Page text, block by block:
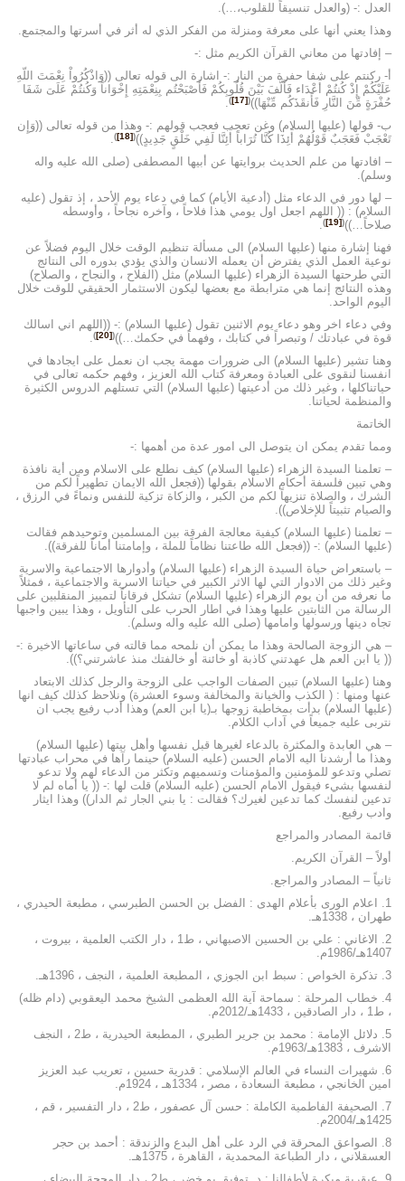
العدل :- (والعدل تنسيقاً للقلوب،…).
وهذا يعني أنها على معرفة ومنزلة من الفكر الذي له أثر في أسرتها والمجتمع.
– إفادتها من معاني القرآن الكريم مثل :-
أ- ركنتم على شفا حفرة من النار :- اشارة الى قوله تعالى ((وَاذْكُرُواْ نِعْمَتَ اللّهِ
عَلَيْكُمْ إِذْ كُنتُمْ أَعْدَاء فَأَلَّفَ بَيْنَ قُلُوبِكُمْ فَأَصْبَحْتُم بِنِعْمَتِهِ إِخْوَاناً وَكُنتُمْ عَلَىَ شَفَا
حُفْرَةٍ مِّنَ النَّارِ فَأَنقَذَكُم مِّنْهَا))(
[17]
)
.
ب- قولها (عليها السلام) وغن تعجب فعجب قولهم :- وهذا من قوله تعالى ((وَإِن
تَعْجَبْ فَعَجَبٌ قَوْلُهُمْ أَئِذَا كُنَّا تُرَاباً أَئِنَّا لَفِي خَلْقٍ جَدِيدٍ))(
[18]
)
.
– افادتها من علم الحديث بروايتها عن أبيها المصطفى (صلى الله عليه واله
وسلم).
– لها دور في الدعاء مثل (أدعية الأيام) كما في دعاء يوم الأحد ، إذ تقول (عليه
السلام) : (( اللهم اجعل اول يومي هذا فلاحاً ، وآخره نجاحاً ، وأوسطه
صلاحاً…))(
[19]
)
.
فهنا إشارة منها (عليها السلام) الى مسألة تنظيم الوقت خلال اليوم فضلاً عن
نوعية العمل الذي يفترض أن يعمله الانسان والذي يؤدي بدوره الى النتائج
التي طرحتها السيدة الزهراء (عليها السلام) مثل (الفلاح ، والنجاح ، والصلاح)
وهذه النتائج إنما هي مترابطة مع بعضها ليكون الاستثمار الحقيقي للوقت خلال
اليوم الواحد.
وفي دعاء اخر وهو دعاء يوم الاثنين تقول (عليها السلام) :- ((اللهم اني اسالك
قوة في عبادتك / وتبصراً في كتابك ، وفهماً في حكمك…))(
[20]
)
.
وهنا تشير (عليها السلام) الى ضرورات مهمة يجب ان نعمل على ايجادها في
انفسنا لنقوى على العبادة ومعرفة كتاب الله العزيز ، وفهم حكمه تعالى في
حياتناكلها ، وغير ذلك من أدعيتها (عليها السلام) التي تستلهم الدروس الكثيرة
والمنظمة لحياتنا.
الخاتمة
ومما تقدم يمكن ان يتوصل الى امور عدة من أهمها :-
– تعلمنا السيدة الزهراء (عليها السلام) كيف نطلع على الاسلام ومن أية نافذة
وهي تبين فلسفة أحكام الاسلام بقولها ((فجعل الله الايمان تطهيراً لكم من
الشرك ، والصلاة تنزيهاً لكم من الكبر ، والزكاة تزكية للنفس ونماءً في الرزق ،
والصيام تثبيتاً للإخلاص)).
– تعلمنا (عليها السلام) كيفية معالجة الفرقة بين المسلمين وتوحيدهم فقالت
(عليها السلام) :- ((فجعل الله طاعتنا نظاماً للملة ، وإمامتنا أماناً للفرقة)).
– باستعراض حياة السيدة الزهراء (عليها السلام) وأدوارها الاجتماعية والاسرية
وغير ذلك من الادوار التي لها الاثر الكبير في حياتنا الاسرية والاجتماعية ، فمثلاً
ما نعرفه من أن يوم الزهراء (عليها السلام) تشكل فرقاناً لتمييز المنقلبين على
الرسالة من الثابتين عليها وهذا في اطار الحرب على التأويل ، وهذا يبين واجبها
تجاه دينها ورسولها وامامها (صلى الله عليه واله وسلم).
– هي الزوجة الصالحة وهذا ما يمكن أن نلمحه مما قالته في ساعاتها الاخيرة :-
(( يا ابن العم هل عهدتني كاذبة أو خائنة أو خالفتك منذ عاشرتني؟)).
وهنا (عليها السلام) تبين الصفات الواجب على الزوجة والرجل كذلك الابتعاد
عنها ومنها : ( الكذب والخيانة والمخالفة وسوء العشرة) ونلاحظ كذلك كيف انها
(عليها السلام) بدأت بمخاطبة زوجها بـ(يا ابن العم) وهذا أدب رفيع يجب ان
نتربى عليه جميعاً في آداب الكلام.
– هي العابدة والمكثرة بالدعاء لغيرها قبل نفسها وأهل بيتها (عليها السلام)
وهذا ما أرشدنا اليه الامام الحسن (عليه السلام) حينما رآها في محراب عبادتها
تصلي وتدعو للمؤمنين والمؤمنات وتسميهم وتكثر من الدعاء لهم ولا تدعو
لنفسها بشيء فيقول الامام الحسن (عليه السلام) قلت لها :- (( يا أماه لم لا
تدعين لنفسك كما تدعين لغيرك؟ فقالت : يا بني الجار ثم الدار)) وهذا ايثار
وادب رفيع.
قائمة المصادر والمراجع
أولاً – القرآن الكريم.
ثانياً – المصادر والمراجع.
1. اعلام الورى بأعلام الهدى : الفضل بن الحسن الطبرسي ، مطبعة الحيدري ،
طهران ، 1338هـ.
2. الاغاني : علي بن الحسين الاصبهاني ، ط1 ، دار الكتب العلمية ، بيروت ،
1407هـ/1986م.
3. تذكرة الخواص : سبط ابن الجوزي ، المطبعة العلمية ، النجف ، 1396هـ.
4. خطاب المرحلة : سماحة آية الله العظمى الشيخ محمد اليعقوبي (دام ظله)
، ط1 ، دار الصادقين ، 1433هـ/2012م.
5. دلائل الإمامة : محمد بن جرير الطبري ، المطبعة الحيدرية ، ط2 ، النجف
الاشرف ، 1383هـ/1963م.
6. شهيرات النساء في العالم الإسلامي : قدرية حسين ، تعريب عبد العزيز
امين الخانجي ، مطبعة السعادة ، مصر ، 1334هـ ، 1924م.
7. الصحيفة الفاطمية الكاملة : حسن آل عصفور ، ط2 ، دار التفسير ، قم ،
1425هـ/2004م.
8. الصواعق المحرقة في الرد على أهل البدع والزندقة : أحمد بن حجر
العسقلاني ، دار الطباعة المحمدية ، القاهرة ، 1375هـ.